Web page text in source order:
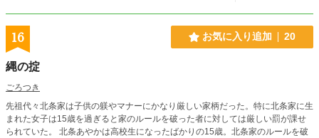
16 お気に入り追加 20
縄の掟
ごろつき
先祖代々北条家は子供の躾やマナーにかなり厳しい家柄だった。特に北条家に生
まれた女子は15歳を過ぎると家のルールを破った者に対しては厳しい罰が課せ
られていた。 北条あやかは高校生になったばかりの15歳。北条家のルールを破